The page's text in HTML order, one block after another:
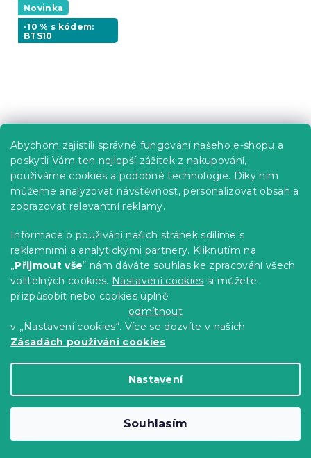
Abychom zajistili správné fungování našeho e-shopu a
poskytli Vám ten nejlepší zážitek z nakupování,
používáme cookies a podobné technologie. Díky nim
můžeme analyzovat návštěvnost, personalizovat obsah a
zobrazovat relevantní reklamy.
Informace o používání našich stránek sdílíme s
reklamními a analytickými partnery. Kliknutím na
„Přijmout vše“ nám dáváte souhlas ke zpracování všech
volitelných cookies. Nastavení cookies si můžete
přizpůsobit nebo cookies úplně
odmítnout
v „Nastavení cookies“. Více se dozvíte v našich
Zásadách používání cookies
Nastavení
Souhlasím
Novinka
-10 % s kódem:
BTS10
Povlak na polštář z mikrovlákna BOHO
MOON 70x90 cm, krémový
Skladem (>10 ks)
37 Kč Do Košíku
-15 % s kódem: